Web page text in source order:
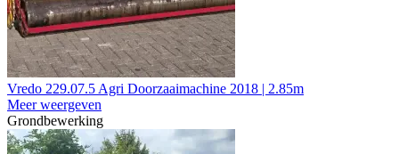
Vredo 229.07.5 Agri Doorzaaimachine 2018 | 2.85m
Meer weergeven
Grondbewerking